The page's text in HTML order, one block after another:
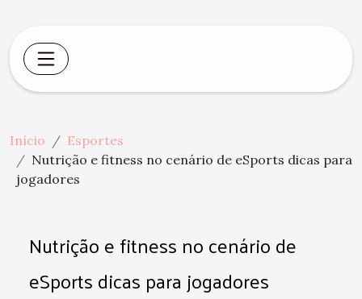
Início
Esportes
Nutrição e fitness no cenário de eSports dicas para
jogadores
Nutrição e fitness no cenário de
eSports dicas para jogadores